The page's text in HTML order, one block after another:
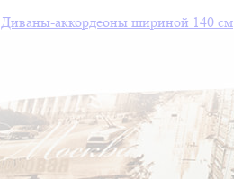
Диваны-аккордеоны шириной 140 см